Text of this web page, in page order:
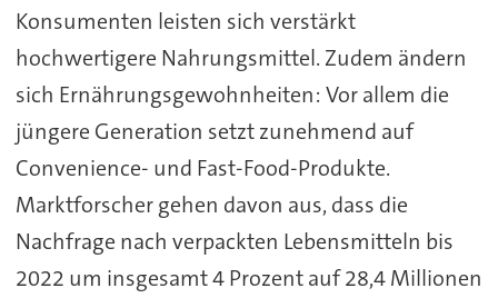
Konsumenten leisten sich verstärkt
hochwertigere Nahrungsmittel. Zudem ändern
sich Ernährungsgewohnheiten: Vor allem die
jüngere Generation setzt zunehmend auf
Convenience- und Fast-Food-Produkte.
Marktforscher gehen davon aus, dass die
Nachfrage nach verpackten Lebensmitteln bis
2022 um insgesamt 4 Prozent auf 28,4 Millionen